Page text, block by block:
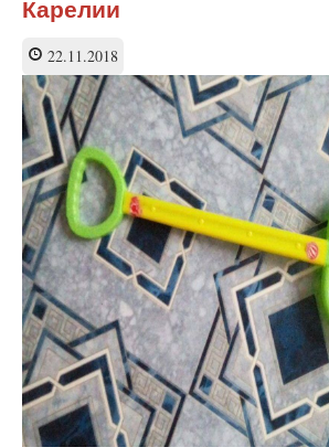
в
погонах
Карелии
22.11.2018